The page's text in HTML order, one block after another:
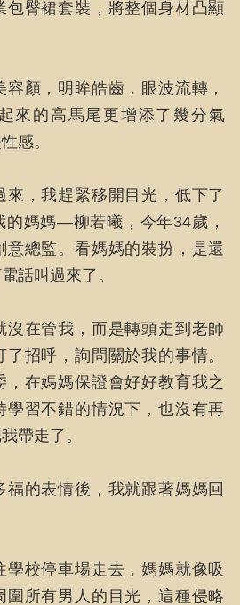
包臀裙套裝，將整個身材凸顯
顏，明眸皓齒，眼波流轉，
來的高馬尾更增添了幾分氣
感。
來，我趕緊移開目光，低下了
的媽媽—柳若曦，今年34歲，
意總監。看媽媽的裝扮，是還
話叫過來了。
沒在管我，而是轉頭走到老師
招呼，詢問關於我的事情。
，在媽媽保證會好好教育我之
學習不錯的情況下，也沒有再
帶走了。
福的表情後，我就跟著媽媽回
學校停車場走去，媽媽就像吸
圍所有男人的目光，這種侵略